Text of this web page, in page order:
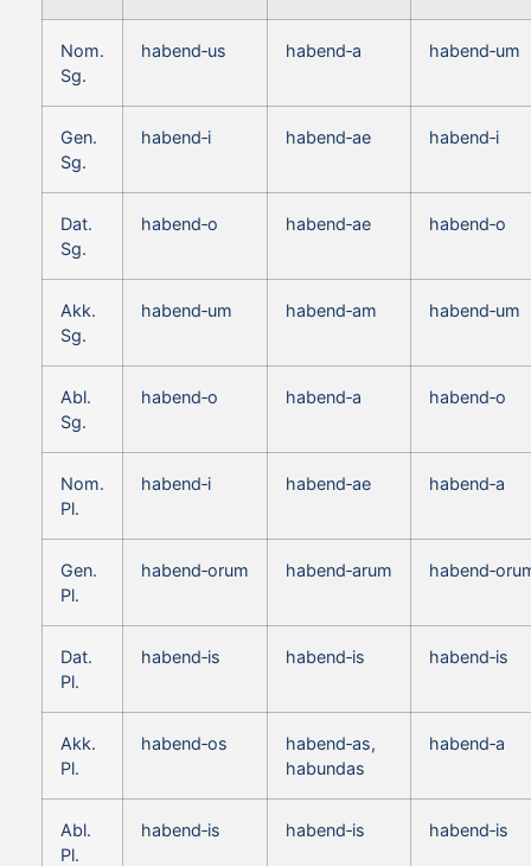
Nom.
Sg.
habend‑us habend‑a habend‑um
Gen.
Sg.
habend‑i habend‑ae habend‑i
Dat.
Sg.
habend‑o habend‑ae habend‑o
Akk.
Sg.
habend‑um habend‑am habend‑um
Abl.
Sg.
habend‑o habend‑a habend‑o
Nom.
Pl.
habend‑i habend‑ae habend‑a
Gen.
Pl.
habend‑orum habend‑arum
Dat.
Pl.
habend‑is habend‑is habend‑is
Akk.
Pl.
habend‑os
habend‑as,
habundas
habend‑a
Abl.
Pl.
habend‑is habend‑is habend‑is